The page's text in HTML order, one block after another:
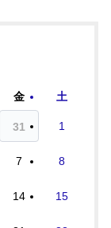
金 土
31 1
7 8
14 15